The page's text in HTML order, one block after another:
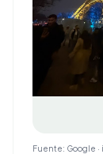
Fuente: Google